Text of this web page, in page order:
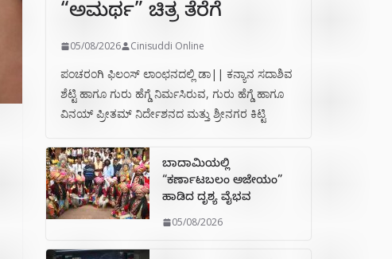
“ಅಮರ್ಥ” ಚಿತ್ರ ತೆರೆಗೆ
05/08/2026 Cinisuddi Online
ಪಂಚರಂಗಿ ಫಿಲಂಸ್ ಲಾಂಛನದಲ್ಲಿ ಡಾ|| ಕನ್ಯಾನ ಸದಾಶಿವ
ಶೆಟ್ಟಿ ಹಾಗೂ ಗುರು ಹೆಗ್ಡೆ ನಿರ್ಮಸಿರುವ, ಗುರು ಹೆಗ್ಡೆ ಹಾಗೂ
ವಿನಯ್ ಪ್ರೀತಮ್ ನಿರ್ದೇಶನದ ಮತ್ತು ಶ್ರೀನಗರ ಕಿಟ್ಟಿ
ಬಾದಾಮಿಯಲ್ಲಿ
“ಕರ್ಣಾಟಬಲಂ ಅಜೇಯಂ”
ಹಾಡಿದ ದೃಶ್ಯ ವೈಭವ
05/08/2026